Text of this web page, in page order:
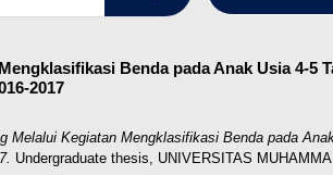
Benda pada Anak Usia 4-5
2017
Melalui Kegiatan Mengklasifikasi Benda pada
Undergraduate thesis, UNIVERSITAS